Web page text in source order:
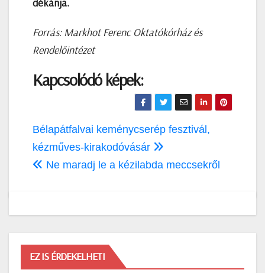
Forrás: Markhot Ferenc Oktatókórház és
Rendelőintézet
Kapcsolódó képek:
Bejegyzés
navigáció
Bélapátfalvai keménycserép fesztivál,
kézműves-kirakodóvásár
Ne maradj le a kézilabda meccsekről
EZ IS ÉRDEKELHETI